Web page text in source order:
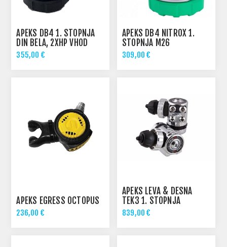
APEKS DB4 1. STOPNJA
DIN BELA, 2XHP VHOD
355,00 €
APEKS DB4 NITROX 1.
STOPNJA M26
309,00 €
APEKS EGRESS OCTOPUS
236,00 €
APEKS LEVA & DESNA
TEK3 1. STOPNJA
839,00 €